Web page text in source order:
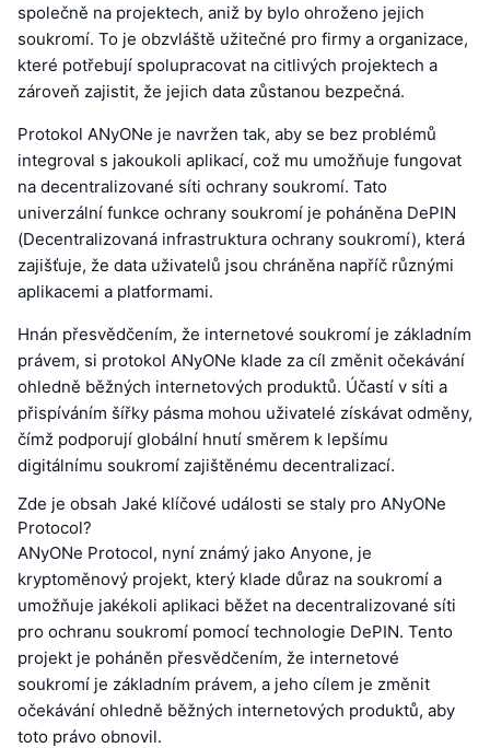
společně na projektech, aniž by bylo ohroženo jejich
soukromí. To je obzvláště užitečné pro firmy a organizace,
které potřebují spolupracovat na citlivých projektech a
zároveň zajistit, že jejich data zůstanou bezpečná.
Protokol ANyONe je navržen tak, aby se bez problémů
integroval s jakoukoli aplikací, což mu umožňuje fungovat
na decentralizované síti ochrany soukromí. Tato
univerzální funkce ochrany soukromí je poháněna DePIN
(Decentralizovaná infrastruktura ochrany soukromí), která
zajišťuje, že data uživatelů jsou chráněna napříč různými
aplikacemi a platformami.
Hnán přesvědčením, že internetové soukromí je základním
právem, si protokol ANyONe klade za cíl změnit očekávání
ohledně běžných internetových produktů. Účastí v síti a
přispíváním šířky pásma mohou uživatelé získávat odměny,
čímž podporují globální hnutí směrem k lepšímu
digitálnímu soukromí zajištěnému decentralizací.
Zde je obsah Jaké klíčové události se staly pro ANyONe
Protocol?
ANyONe Protocol, nyní známý jako Anyone, je
kryptoměnový projekt, který klade důraz na soukromí a
umožňuje jakékoli aplikaci běžet na decentralizované síti
pro ochranu soukromí pomocí technologie DePIN. Tento
projekt je poháněn přesvědčením, že internetové
soukromí je základním právem, a jeho cílem je změnit
očekávání ohledně běžných internetových produktů, aby
toto právo obnovil.